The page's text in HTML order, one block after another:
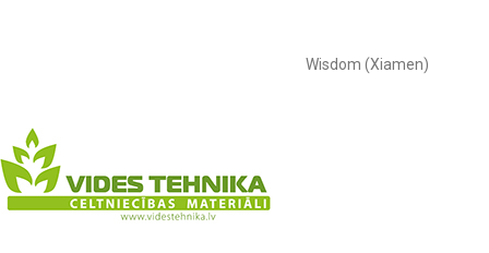
Wisdom (Xiamen)